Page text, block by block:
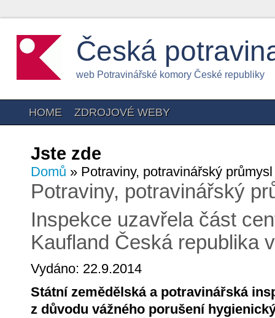
Česká
web Potravinářské komory České republiky
HOME ZDROJOVÉ WEBY
Jste zde
Domů » Potraviny, potravinářský průmysl
Potraviny, potravinářský
Inspekce uzavřela část
Kaufland Česká republika
Vydáno: 22.9.2014
Státní zemědělská a potravinářská
z důvodu vážného porušení